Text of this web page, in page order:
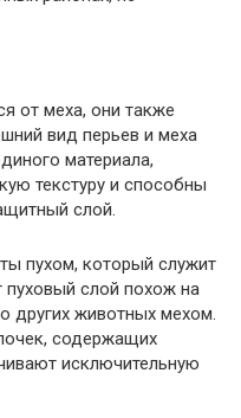
от меха, они также
вид перьев и меха
материала,
текстуру и способны
слой.
пухом, который служит
пуховый слой похож на
других животных мехом.
содержащих
исключительную